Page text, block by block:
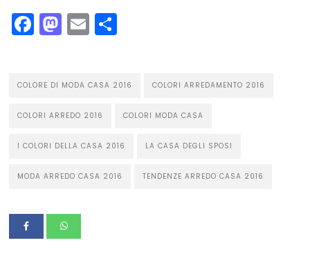
Facebook
Mastodon
Email
COLORE DI MODA CASA 2016 COLORI ARREDAMENTO 2016
COLORI ARREDO 2016 COLORI MODA CASA
I COLORI DELLA CASA 2016 LA CASA DEGLI SPOSI
MODA ARREDO CASA 2016 TENDENZE ARREDO CASA 2016